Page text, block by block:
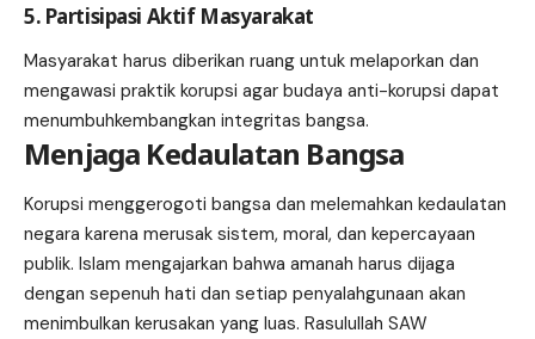
5. Partisipasi Aktif Masyarakat
Masyarakat harus diberikan ruang untuk melaporkan dan
mengawasi praktik korupsi agar budaya anti-korupsi dapat
menumbuhkembangkan integritas bangsa.
Menjaga Kedaulatan Bangsa
Korupsi menggerogoti bangsa dan melemahkan kedaulatan
negara karena merusak sistem, moral, dan kepercayaan
publik. Islam mengajarkan bahwa amanah harus dijaga
dengan sepenuh hati dan setiap penyalahgunaan akan
menimbulkan kerusakan yang luas. Rasulullah SAW